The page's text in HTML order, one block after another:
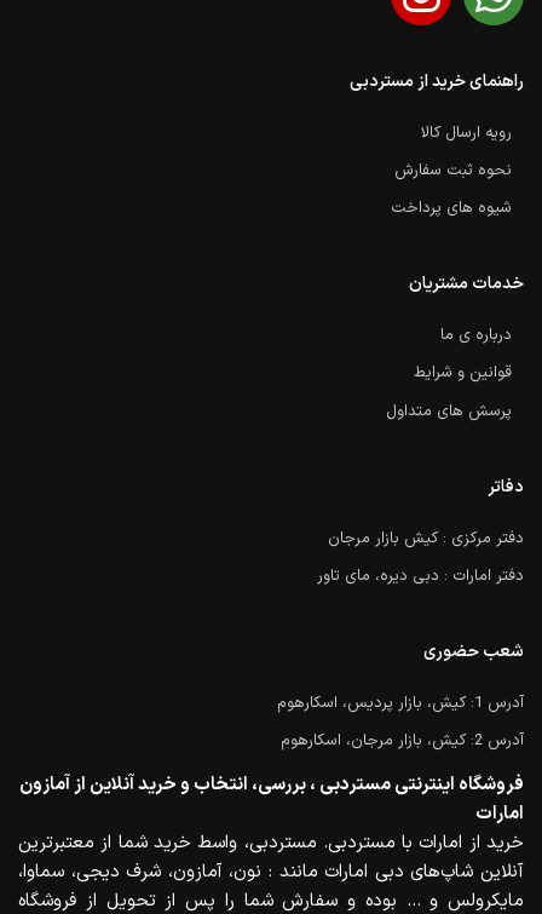
راهنمای خرید از مستردبی
رویه ارسال کالا
نحوه ثبت سفارش
شیوه های پرداخت
خدمات مشتریان
درباره ی ما
قوانین و شرایط
پرسش های متداول
دفاتر
دفتر مرکزی : کیش بازار مرجان
دفتر امارات : دبی دیره، مای تاور
شعب حضوری
آدرس 1: کیش، بازار پردیس، اسکارهوم
آدرس 2: کیش، بازار مرجان، اسکارهوم
فروشگاه اینترنتی مستردبی ، بررسی، انتخاب و خرید آنلاین از آمازون
امارات
خرید از امارات با مستردبی. مستردبی، واسط خرید شما از معتبرترین
آنلاین شاپ‌های دبی امارات مانند : نون، آمازون، شرف دیجی، سماوا،
مایکرولس و … بوده و سفارش شما را پس از تحویل از فروشگاه